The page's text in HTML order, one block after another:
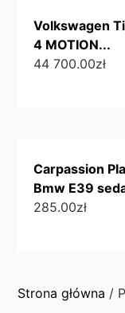
Volkswagen
4 MOTION...
44 700.00zł
Carpassion
Bmw E39
285.00zł
Strona główna /